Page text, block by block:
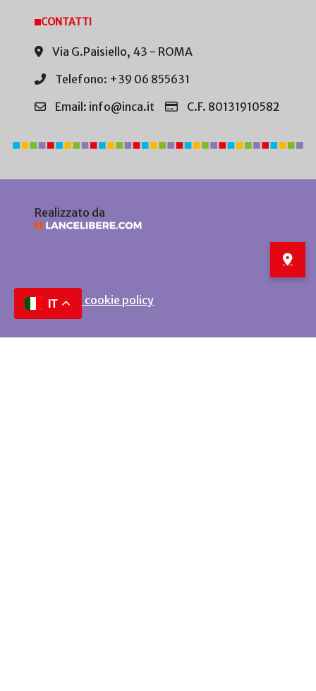
CONTATTI
Via G.Paisiello, 43 - ROMA
Telefono: +39 06 855631
Email: info@inca.it
C.F. 80131910582
Realizzato da
Privacy e cookie policy
IT